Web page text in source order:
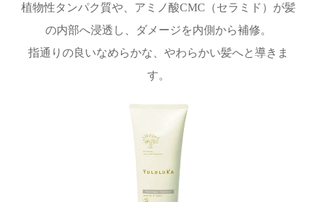
植物性タンパク質や、アミノ酸CMC（セラミド）が髪
の内部へ浸透し、ダメージを内側から補修。
指通りの良いなめらかな、やわらかい髪へと導きま
す。